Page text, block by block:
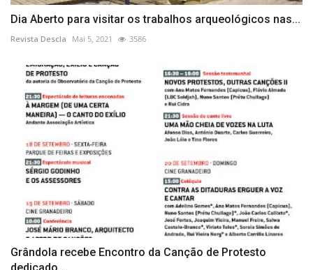
Dia Aberto para visitar os trabalhos arqueológicos nas...
Revista Descla Mai 5, 2021 3586
Grândola recebe Encontro da Canção de Protesto